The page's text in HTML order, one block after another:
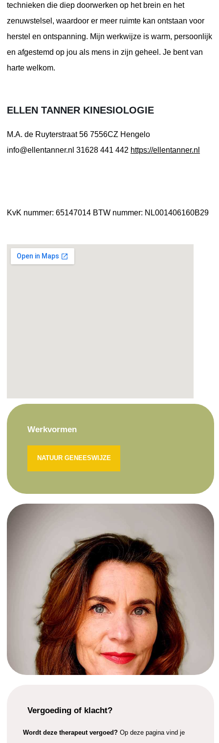
technieken die diep doorwerken op het brein en het
zenuwstelsel, waardoor er meer ruimte kan ontstaan voor
herstel en ontspanning. Mijn werkwijze is warm, persoonlijk
en afgestemd op jou als mens in zijn geheel. Je bent van
harte welkom.
ELLEN TANNER KINESIOLOGIE
M.A. de Ruyterstraat 56 7556CZ Hengelo
info@ellentanner.nl 31628 441 442 https://ellentanner.nl
KvK nummer: 65147014 BTW nummer: NL001406160B29
Werkvormen
NATUUR GENEESWIJZE
Vergoeding of klacht?
Wordt deze therapeut vergoed?Op deze pagina vind je